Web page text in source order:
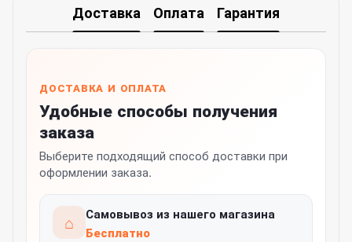
Доставка Оплата Гарантия
ДОСТАВКА И ОПЛАТА
Удобные способы получения
заказа
Выберите подходящий способ доставки при
оформлении заказа.
⌂
Самовывоз из нашего магазина
Бесплатно